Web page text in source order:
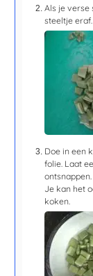
Als je verse
steeltje
Doe in een
folie. Laat
Je kan het
koken.